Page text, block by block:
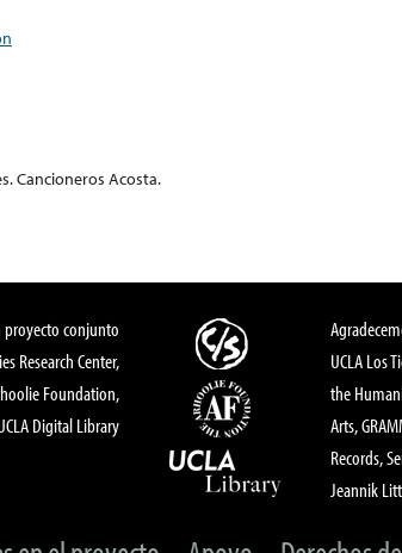
Cancioneros Acosta.
proyecto conjunto
Research Center,
Foundation,
Digital Library
UCLA Los
the
Arts,
Records,
Jeannik